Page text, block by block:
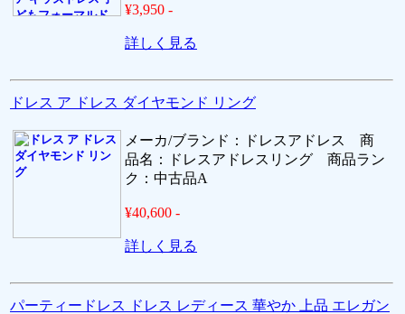
¥3,950 -
詳しく見る
ドレス ア ドレス ダイヤモンド リング
メーカ/ブランド：ドレスアドレス 商
品名：ドレスアドレスリング 商品ラン
ク：中古品A
¥40,600 -
詳しく見る
パーティードレス ドレス レディース 華やか 上品 エレガン